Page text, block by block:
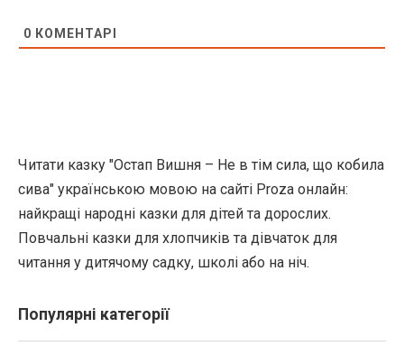
0 КОМЕНТАРІ
Читати казку "Остап Вишня – Не в тім сила, що кобила
сива" українською мовою на сайті Proza онлайн:
найкращі народні казки для дітей та дорослих.
Повчальні казки для хлопчиків та дівчаток для
читання у дитячому садку, школі або на ніч.
Популярні категорії